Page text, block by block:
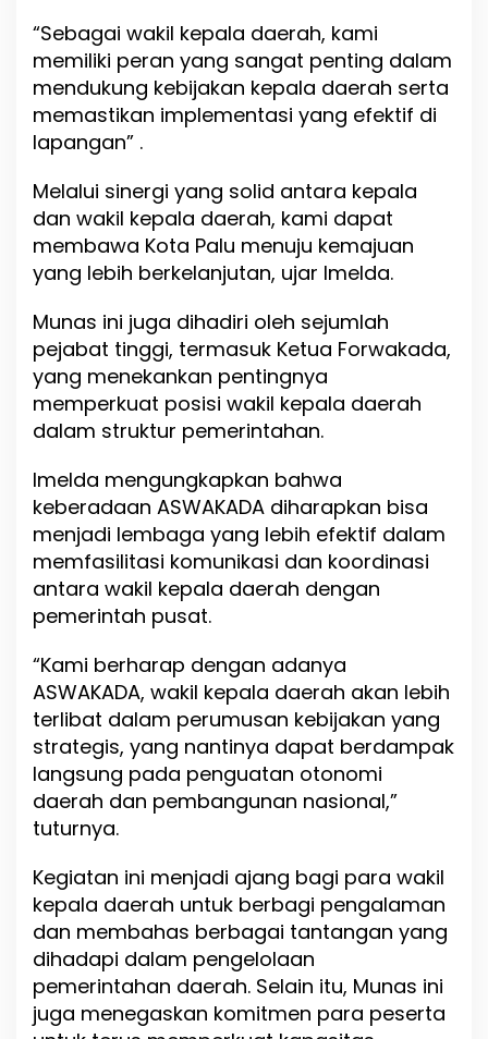
“Sebagai wakil kepala daerah, kami
memiliki peran yang sangat penting dalam
mendukung kebijakan kepala daerah serta
memastikan implementasi yang efektif di
lapangan” .
Melalui sinergi yang solid antara kepala
dan wakil kepala daerah, kami dapat
membawa Kota Palu menuju kemajuan
yang lebih berkelanjutan, ujar Imelda.
Munas ini juga dihadiri oleh sejumlah
pejabat tinggi, termasuk Ketua Forwakada,
yang menekankan pentingnya
memperkuat posisi wakil kepala daerah
dalam struktur pemerintahan.
Imelda mengungkapkan bahwa
keberadaan ASWAKADA diharapkan bisa
menjadi lembaga yang lebih efektif dalam
memfasilitasi komunikasi dan koordinasi
antara wakil kepala daerah dengan
pemerintah pusat.
“Kami berharap dengan adanya
ASWAKADA, wakil kepala daerah akan lebih
terlibat dalam perumusan kebijakan yang
strategis, yang nantinya dapat berdampak
langsung pada penguatan otonomi
daerah dan pembangunan nasional,”
tuturnya.
Kegiatan ini menjadi ajang bagi para wakil
kepala daerah untuk berbagi pengalaman
dan membahas berbagai tantangan yang
dihadapi dalam pengelolaan
pemerintahan daerah. Selain itu, Munas ini
juga menegaskan komitmen para peserta